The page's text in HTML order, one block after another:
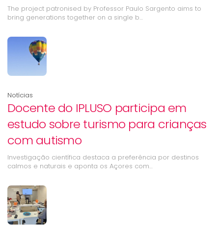
The project patronised by Professor Paulo Sargento aims to
bring generations together on a single b…
Notícias
Docente do IPLUSO participa em
estudo sobre turismo para crianças
com autismo
Investigação científica destaca a preferência por destinos
calmos e naturais e aponta os Açores com…